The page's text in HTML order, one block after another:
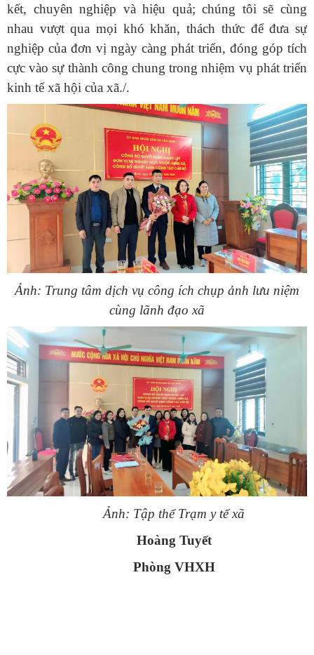
kết, chuyên nghiệp và hiệu quả; chúng tôi sẽ cùng
nhau vượt qua mọi khó khăn, thách thức để đưa sự
nghiệp của đơn vị ngày càng phát triển, đóng góp tích
cực vào sự thành công chung trong nhiệm vụ phát triển
kinh tế xã hội của xã./.
Ảnh: Trung tâm dịch vụ công ích chụp ảnh lưu niệm
cùng lãnh đạo xã
Ảnh: Tập thể Trạm y tế xã
Hoàng Tuyết
Phòng VHXH